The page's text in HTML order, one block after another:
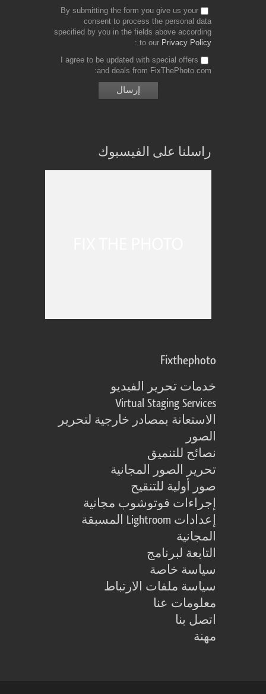
By submitting the form you give us your
consent to process the personal data
specified by you in the fields above according
to our Privacy Policy
I agree to be updated with special offers
and deals from FixThePhoto.com
راسلنا على الفيسبوك
Fixthephoto
خدمات تحرير الفيديو
Virtual Staging Services
الاستعانة بمصادر خارجية لتحرير
الصور
نصائح للتنميق
تحرير الصور المجانية
صور أولية للتنقيح
إجراءات فوتوشوب مجانية
إعدادات Lightroom المسبقة
المجانية
التابعة لبرنامج
سياسة خاصة
سياسة ملفات الارتباط
معلومات عنا
اتصل بنا
مهنة